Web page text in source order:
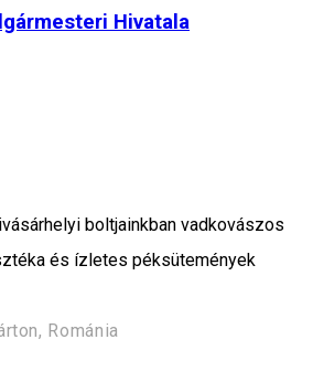
Hivatala
boltjainkban vadkovászos
és ízletes péksütemények
Románia